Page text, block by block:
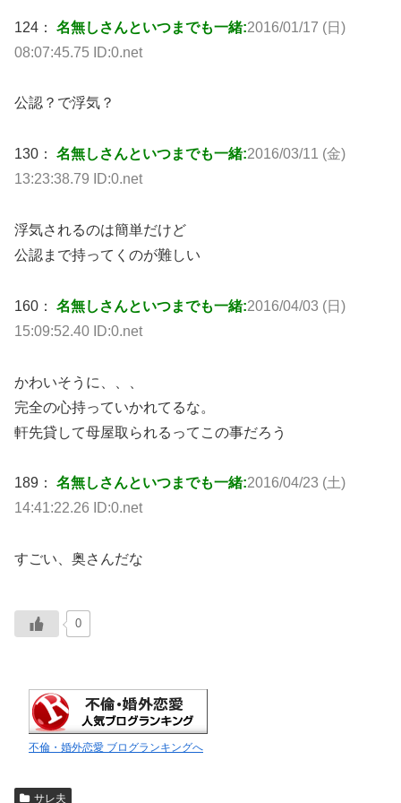
124： 名無しさんといつまでも一緒:2016/01/17 (日)
08:07:45.75 ID:0.net
公認？で浮気？
130： 名無しさんといつまでも一緒:2016/03/11 (金)
13:23:38.79 ID:0.net
浮気されるのは簡単だけど
公認まで持ってくのが難しい
160： 名無しさんといつまでも一緒:2016/04/03 (日)
15:09:52.40 ID:0.net
かわいそうに、、、
完全の心持っていかれてるな。
軒先貸して母屋取られるってこの事だろう
189： 名無しさんといつまでも一緒:2016/04/23 (土)
14:41:22.26 ID:0.net
すごい、奥さんだな
0
不倫・婚外恋愛 ブログランキングへ
サレ夫